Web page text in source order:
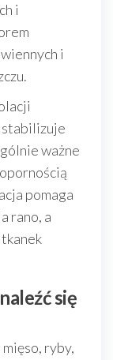
i
i
stabilizuje
ważne
pomaga
rano, a
się
ryby,